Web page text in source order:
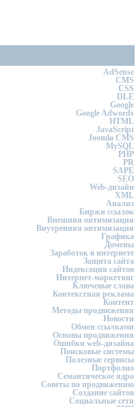
AdSense
CMS
CSS
DLE
Google
Google Adwords
HTML
JavaScript
Joomla CMS
MySQL
PHP
PR
SAPE
SEO
Web-дизайн
XML
Анализ
Биржи ссылок
Внешняя оптимизация
Внутренняя оптимизация
Графика
Домены
Заработок в интернете
Защита сайта
Индексация сайтов
Интернет-маркетинг
Ключевые слова
Контекстная реклама
Контент
Методы продвижения
Новости
Обмен ссылками
Основы продвижения
Ошибки web-дизайна
Поисковые системы
Полезные сервисы
Портфолио
Семантическое ядро
Советы по продвижению
Создание сайтов
Социальные сети